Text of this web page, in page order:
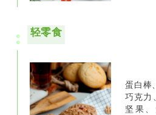
轻零食
蛋白棒
巧克力
坚果、